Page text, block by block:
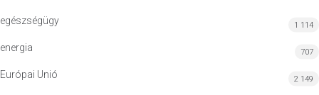
egészségügy 1 114
energia 707
Európai Unió 2 149